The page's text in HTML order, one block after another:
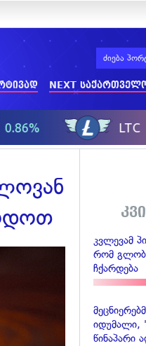
NEXT
კვლევამ
რომ
ჩქარდება
იდუმალი,
წინაპარი